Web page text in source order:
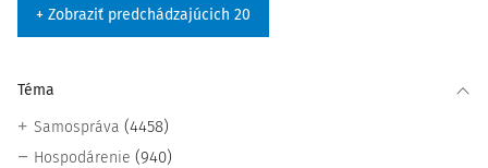
+ Zobraziť predchádzajúcich 20
Téma
Samospráva (4458)
Hospodárenie (940)